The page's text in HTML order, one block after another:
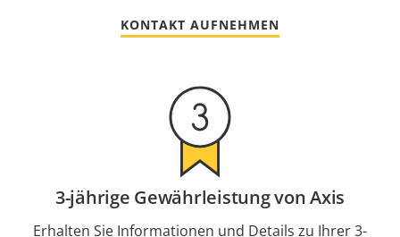
KONTAKT AUFNEHMEN
3-jährige Gewährleistung von Axis
Erhalten Sie Informationen und Details zu Ihrer 3-